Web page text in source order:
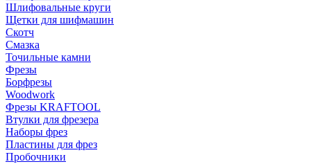
Шлифовальные круги
Щетки для шифмашин
Скотч
Смазка
Точильные камни
Фрезы
Борфрезы
Woodwork
Фрезы KRAFTOOL
Втулки для фрезера
Наборы фрез
Пластины для фрез
Пробочники